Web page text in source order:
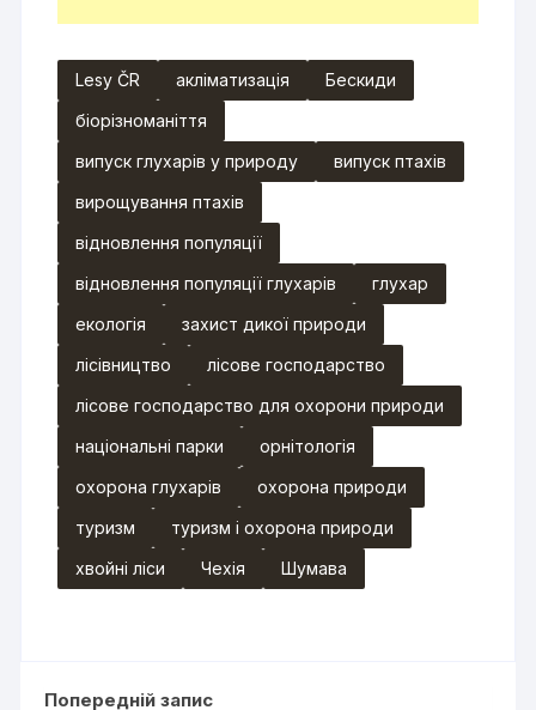
Lesy ČR акліматизація
Бескиди
біорізноманіття
випуск глухарів у природу
випуск птахів
вирощування птахів
відновлення популяції
відновлення популяції глухарів
глухар
екологія
захист дикої природи
лісівництво
лісове господарство
лісове господарство для охорони природи
національні парки
орнітологія
охорона глухарів
охорона природи
туризм
туризм і охорона природи
хвойні ліси
Чехія Шумава
Попередній запис